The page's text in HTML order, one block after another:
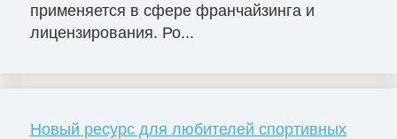
применяется в сфере франчайзинга и
лицензирования. Ро...
Новый ресурс для любителей спортивных